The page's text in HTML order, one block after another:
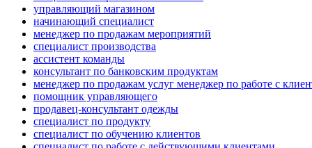
управляющий магазином
начинающий специалист
менеджер по продажам мероприятий
специалист производства
ассистент команды
консультант по банковским продуктам
менеджер по продажам услуг менеджер по работе с
помощник управляющего
продавец-консультант одежды
специалист по продукту
специалист по обучению клиентов